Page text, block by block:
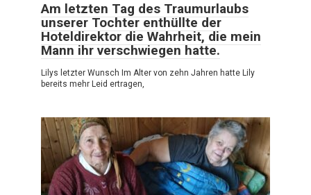
Am letzten Tag des Traumurlaubs
unserer Tochter enthüllte der
Hoteldirektor die Wahrheit, die mein
Mann ihr verschwiegen hatte.
Lilys letzter Wunsch Im Alter von zehn Jahren hatte Lily
bereits mehr Leid ertragen,